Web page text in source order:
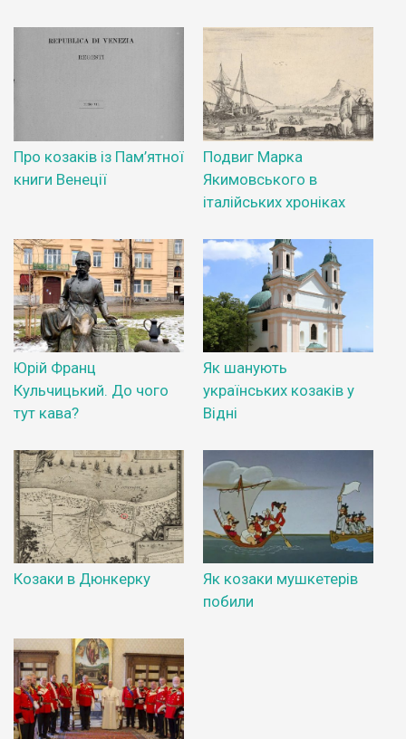
Про козаків із Пам’ятної
книги Венеції
Подвиг Марка
Якимовського в
італійських хроніках
Юрій Франц
Кульчицький. До чого
тут кава?
Як шанують
українських козаків у
Відні
Козаки в Дюнкерку
Як козаки мушкетерів
побили